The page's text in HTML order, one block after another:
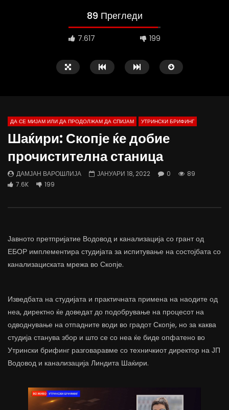
89 Прегледи
7.617 199
трае предолго за да дозволиме лесно
да го губиме стручниот кадар
ЈУНИ 30, 2022
флексибилна држава
ЈУНИ 30, 2022
ДА СЕ МИЈАМ ИЛИ ДА ПРОДОЛЖАМ ДА СПИЈАМ УТРИНСКИ БРИФИНГ
Шаќири: Скопје ќе добие
прочистителна станица
ДАМЈАН ВАРОШЛИЈА ЈАНУАРИ 18, 2022 0
89
7.6K
199
Јавното претпријатие Водовод и канализација со грант од
ЕБОР имплементира студијата за испитување на состојбата со
канализациската мрежа во Скопје.
Изведбата на студијата и практичната примена на наодите од
неа, директно ќе доведат до подобрување на процесот на
одводнување на отпадните води во градот Скопје, но за каква
студија станува збор и што се со неа ќе биде опфатено во
Утрински брифинг разговаравме со техничкиот директор на ЈП
Водовод и канализација Линдита Шаќири.